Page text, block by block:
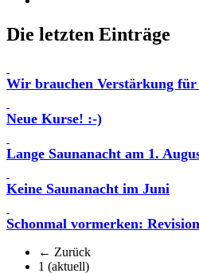
Die letzten Einträge
Wir brauchen Verstärkung für
Neue Kurse! :-)
Lange Saunanacht am 1.
Keine Saunanacht im Juni
Schonmal vormerken:
← Zurück
1 (aktuell)